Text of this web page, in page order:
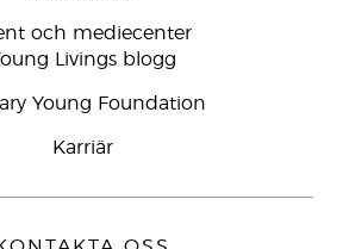
och mediecenter
Livings blogg
Young Foundation
Karriär